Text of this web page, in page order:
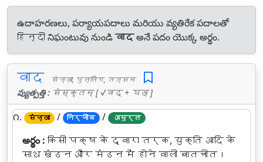
ఉదాహరణలు, పర్యాయపదాలు మరియు వ్యతిరేక పదాలతో
हिन्दी నిఘంటువు నుండిवादఅనే పదం యొక్క అర్థం.
वाद संज्ञा, पुल्लिंग, तत्सम
వ్యుత్పత్తి : संस्कृतम् [ √वद् + घञ् ]
౧. संज्ञा / निर्जीव / अमूर्त
అర్థం : किसी पक्ष के द्वारा तर्क, युक्ति आदि के
साथ खंडन और मंडन में होने वाली बातचीत।